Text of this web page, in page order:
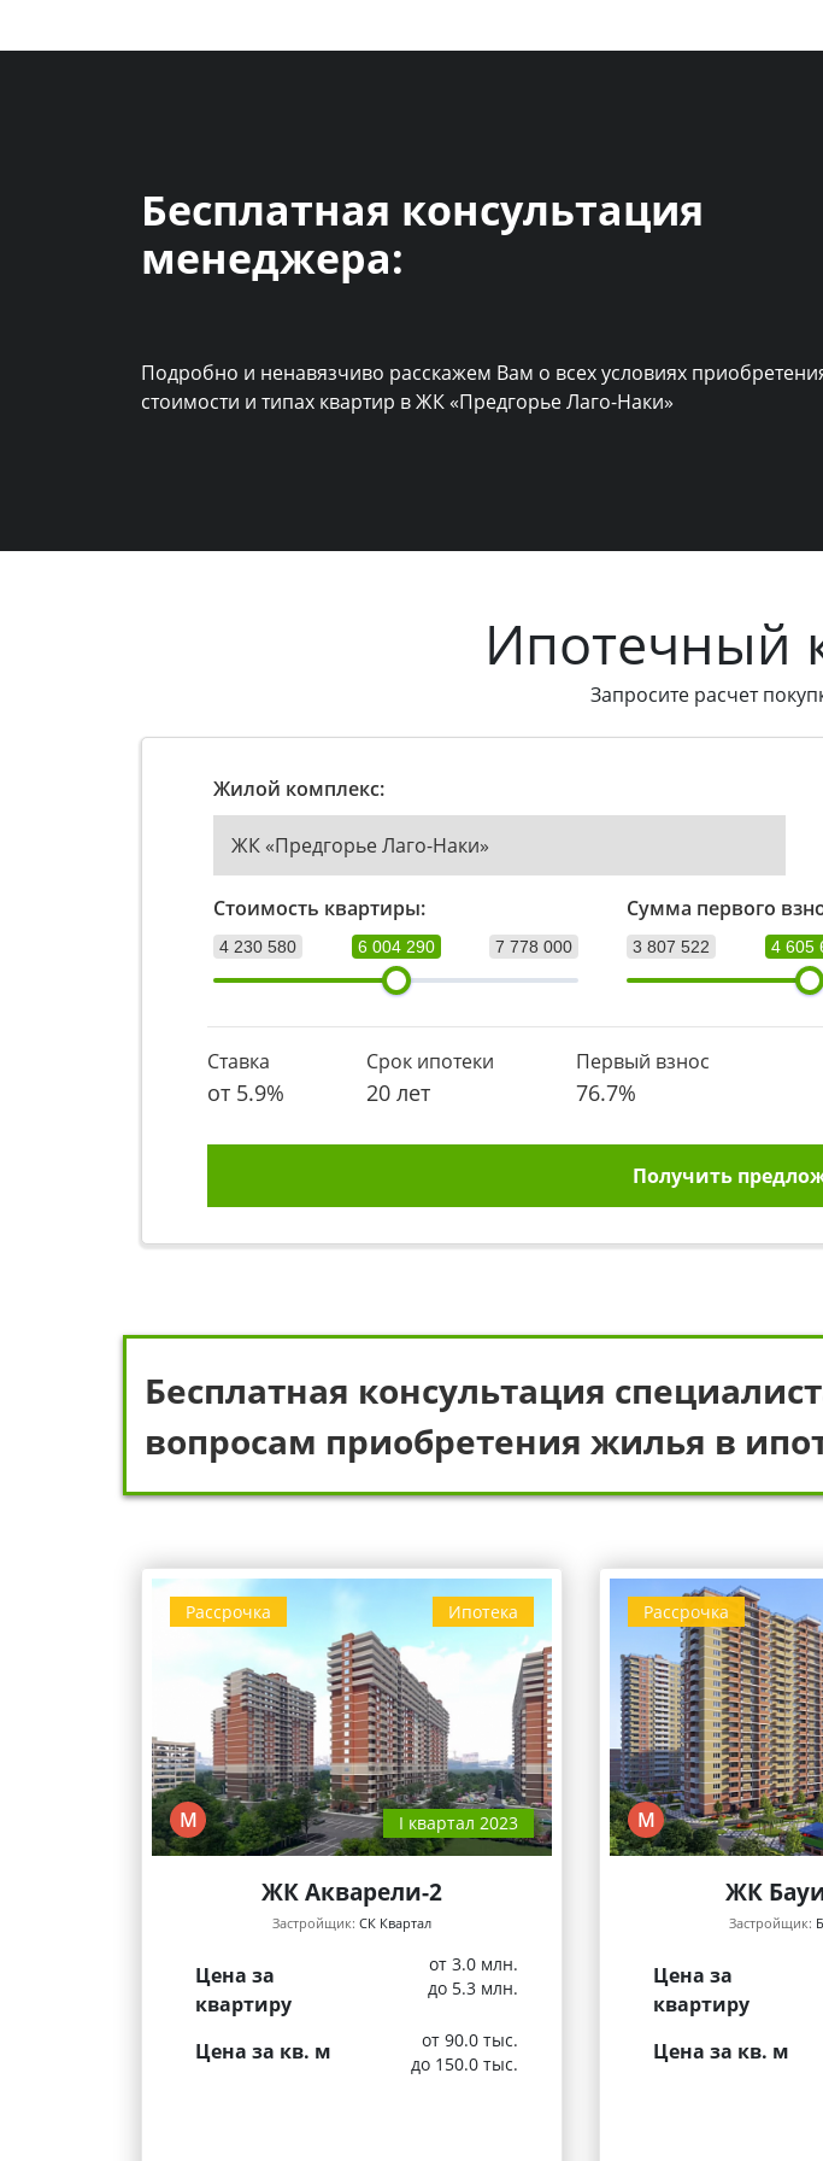
Бесплатная консультация
менеджера:
Подробно и ненавязчиво расскажем Вам о всех условиях
стоимости и типах квартир в ЖК «Предгорье Лаго-Наки»
Ипотечный
Запросите расчет
Жилой комплекс:
ЖК «Предгорье Лаго-Наки»
Стоимость квартиры:
4 230 580 7 778 000
6 004 290
Сумма первого
3 807 522 4 605
Ставка
от 5.9%
Срок ипотеки
20 лет
Первый взнос
76.7%
Получить
Бесплатная консультация
вопросам приобретения жилья в
Ипотека
Рассрочка
М I квартал 2023
ЖК Акварели-2
Застройщик: СК Квартал
Цена за
квартиру
от 3.0 млн.
до 5.3 млн.
Цена за кв. м
от 90.0 тыс.
до 150.0 тыс.
Рассрочка
М
ЖК
Застройщик:
Цена за
квартиру
Цена за кв. м